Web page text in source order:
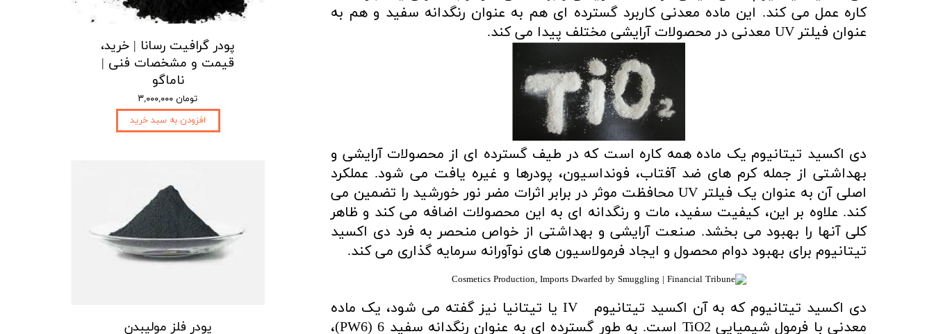
کاره عمل می کند. این ماده معدنی کاربرد گسترده ای هم به عنوان رنگدانه سفید و هم به
عنوان فیلتر UV معدنی در محصولات آرایشی مختلف پیدا می کند.
دی اکسید تیتانیوم یک ماده همه کاره است که در طیف گسترده ای از محصولات آرایشی و
بهداشتی از جمله کرم های ضد آفتاب، فونداسیون، پودرها و غیره یافت می شود. عملکرد
اصلی آن به عنوان یک فیلتر UV محافظت موثر در برابر اثرات مضر نور خورشید را تضمین می
کند. علاوه بر این، کیفیت سفید، مات و رنگدانه ای به این محصولات اضافه می کند و ظاهر
کلی آنها را بهبود می بخشد. صنعت آرایشی و بهداشتی از خواص منحصر به فرد دی اکسید
تیتانیوم برای بهبود دوام محصول و ایجاد فرمولاسیون های نوآورانه سرمایه گذاری می کند.
دی اکسید تیتانیوم که به آن اکسید تیتانیوم IV یا تیتانیا نیز گفته می شود، یک ماده
معدنی با فرمول شیمیایی TiO2 است. به طور گسترده ای به عنوان رنگدانه سفید 6 (PW6)،
پودر گرافیت رسانا | خرید،
قیمت و مشخصات فنی |
ناماگو
۳,۰۰۰,۰۰۰ تومان
افزودن به سبد خرید
پودر فلز مولیبدن